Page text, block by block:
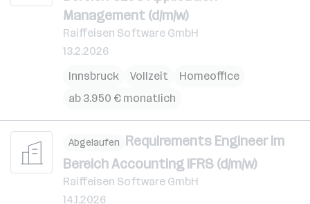
Management (d/m/w)
Raiffeisen Software GmbH
13.2.2026
Innsbruck
Vollzeit
Homeoffice
ab 3.950 € monatlich
Abgelaufen Requirements Engineer im
Bereich Accounting IFRS (d/m/w)
Raiffeisen Software GmbH
14.1.2026